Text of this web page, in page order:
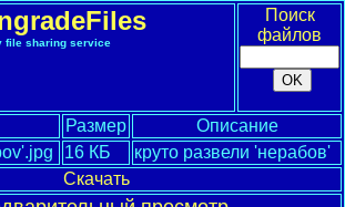
file sharing service
Поиск
файлов
Размер
Описание
16 КБ
круто развели 'нерабов'
Скачать